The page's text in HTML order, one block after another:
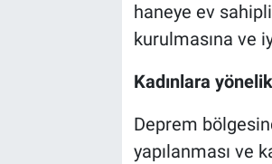
haneye ev
kurulmasına ve
Kadınlara
Deprem
yapılanması ve